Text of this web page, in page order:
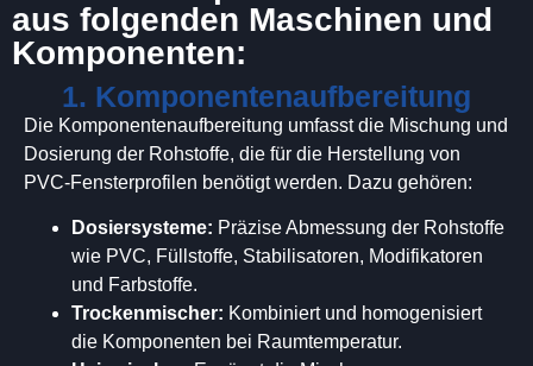
aus folgenden Maschinen und
Komponenten:
1. Komponentenaufbereitung
Die Komponentenaufbereitung umfasst die Mischung und
Dosierung der Rohstoffe, die für die Herstellung von
PVC-Fensterprofilen benötigt werden. Dazu gehören:
Dosiersysteme: Präzise Abmessung der Rohstoffe
wie PVC, Füllstoffe, Stabilisatoren, Modifikatoren
und Farbstoffe.
Trockenmischer: Kombiniert und homogenisiert
die Komponenten bei Raumtemperatur.